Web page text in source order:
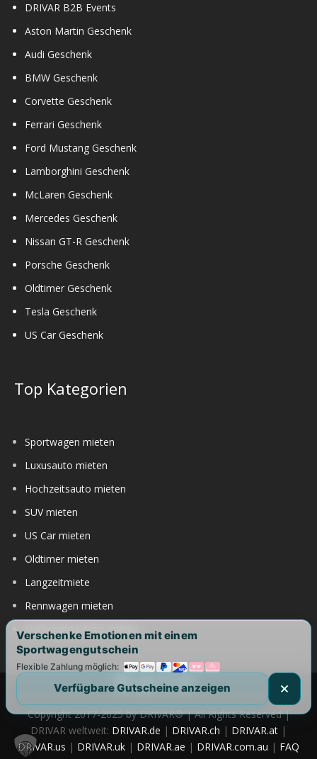
DRIVAR B2B Events
Aston Martin Geschenk
Audi Geschenk
BMW Geschenk
Corvette Geschenk
Ferrari Geschenk
Ford Mustang Geschenk
Lamborghini Geschenk
McLaren Geschenk
Mercedes Geschenk
Nissan GT-R Geschenk
Porsche Geschenk
Oldtimer Geschenk
Tesla Geschenk
US Car Geschenk
Top Kategorien
Sportwagen mieten
Luxusauto mieten
Hochzeitsauto mieten
SUV mieten
US Car mieten
Oldtimer mieten
Langzeitmiete
Rennwagen mieten
Nürburgring Auto mieten
Copyright 2017-2025 by DRIVAR® | All Rights Reserved |
DRIVAR weltweit: DRIVAR.de | DRIVAR.ch | DRIVAR.at |
DRIVAR.us | DRIVAR.uk | DRIVAR.ae | DRIVAR.com.au | FAQ
Verschenke Emotionen mit einem
Sportwagengutschein
Flexible Zahlung möglich:
Verfügbare Gutscheine anzeigen